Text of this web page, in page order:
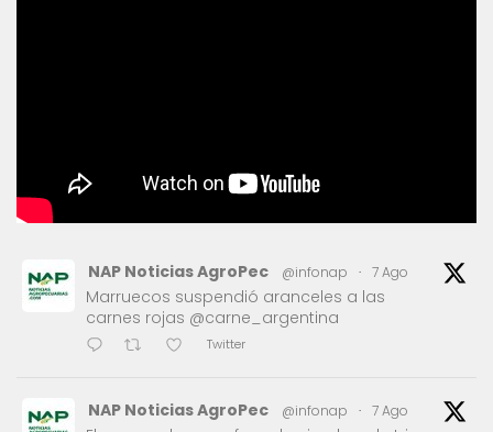
NAP Noticias AgroPec @infonap · 7 Ago
Marruecos suspendió aranceles a las
carnes rojas @carne_argentina
Twitter
NAP Noticias AgroPec @infonap · 7 Ago